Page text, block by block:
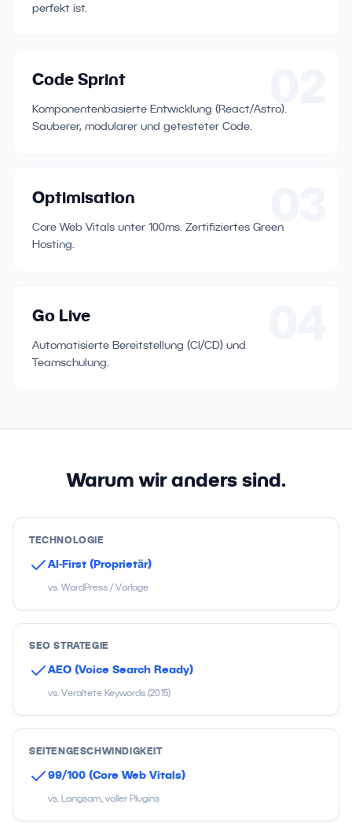
perfekt ist.
Code Sprint
Komponentenbasierte Entwicklung (React/Astro).
Sauberer, modularer und getesteter Code.
Optimisation
Core Web Vitals unter 100ms. Zertifiziertes Green
Hosting.
Go Live
Automatisierte Bereitstellung (CI/CD) und
Teamschulung.
Warum wir anders sind.
TECHNOLOGIE
AI-First (Proprietär)
vs. WordPress / Vorlage
SEO STRATEGIE
AEO (Voice Search Ready)
vs. Veraltete Keywords (2015)
SEITENGESCHWINDIGKEIT
99/100 (Core Web Vitals)
vs. Langsam, voller Plugins